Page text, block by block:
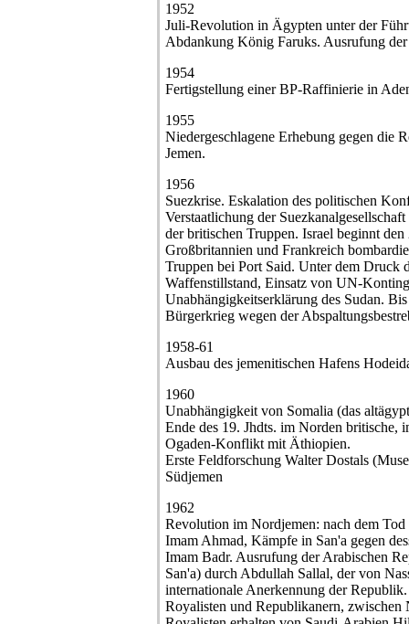
1952
Juli-Revolution in Ägypten unter der
Abdankung König Faruks. Ausrufung
1954
Fertigstellung einer BP-Raffinierie in
1955
Niedergeschlagene Erhebung gegen die
Jemen.
1956
Suezkrise. Eskalation des politischen
Verstaatlichung der
der britischen Truppen. Israel beginnt
Großbritannien und Frankreich
Truppen bei Port Said. Unter dem Druck
Waffenstillstand, Einsatz von UN-
Unabhängigkeitserklärung des Sudan.
Bürgerkrieg wegen der
1958-61
Ausbau des jemenitischen Hafens
1960
Unabhängigkeit von Somalia (das
Ende des 19. Jhdts. im Norden britische,
Ogaden-Konflikt mit Äthiopien.
Erste Feldforschung Walter Dostals
Südjemen
1962
Revolution im Nordjemen: nach dem Tod
Imam Ahmad, Kämpfe in San'a gegen
Imam Badr. Ausrufung der Arabischen
San'a) durch Abdullah Sallal, der von
internationale Anerkennung der
Royalisten und Republikanern, zwischen